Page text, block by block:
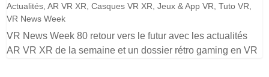
Actualités ,AR VR XR ,Casques VR XR ,Jeux & App VR ,Tuto VR
VR News Week
VR News Week 80 retour vers le futur avec les actualités
AR VR XR de la semaine et un dossier rétro gaming en VR